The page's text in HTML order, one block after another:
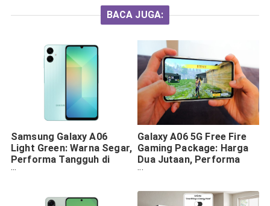
BACA JUGA:
Samsung Galaxy A06
Light Green: Warna Segar,
Performa Tangguh di
Genggaman
Galaxy A06 5G Free Fire
Gaming Package: Harga
Dua Jutaan, Performa
Tangguh untuk Auto